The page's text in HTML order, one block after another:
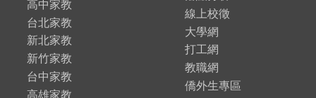
高中家教
台北家教
新北家教
新竹家教
台中家教
高雄家教
線上校徵
大學網
打工網
教職網
僑外生專區